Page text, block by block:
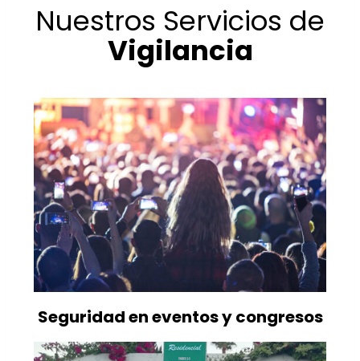
Nuestros Servicios de
Vigilancia
Seguridad en eventos y congresos